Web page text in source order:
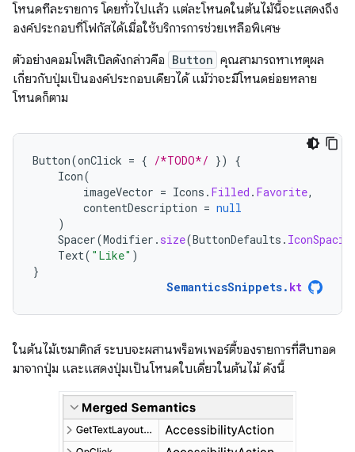
โหนดทีละรายการ โดยทั่วไปแล้ว แต่ละโหนดในต้นไม้นี้จะแสดงถึง
องค์ประกอบที่โฟกัสได้เมื่อใช้บริการการช่วยเหลือพิเศษ
ตัวอย่างคอมโพสิเบิลดังกล่าวคือ Button คุณสามารถหาเหตุผล
เกี่ยวกับปุ่มเป็นองค์ประกอบเดียวได้ แม้ว่าจะมีโหนดย่อยหลาย
โหนดก็ตาม
Button(onClick = { /*TODO*/ })
{
Icon(
imageVector = Icons . Filled . Favorite,
contentDescription = null
)
Spacer(Modifier . size(ButtonDefaults .
Text( "Like" )
}
SemanticsSnippets. kt
ในต้นไม้เซมาติกส์ ระบบจะผสานพร็อพเพอร์ตี้ของรายการที่สืบทอด
มาจากปุ่ม และแสดงปุ่มเป็นโหนดใบเดี่ยวในต้นไม้ ดังนี้